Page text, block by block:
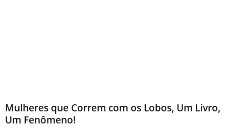
Mulheres que Correm com os Lobos, Um Livro,
Um Fenômeno!